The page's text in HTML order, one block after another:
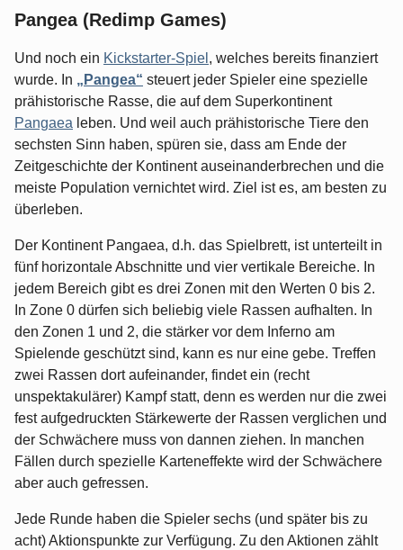
Pangea (Redimp Games)
Und noch ein Kickstarter-Spiel , welches bereits finanziert
wurde. In „Pangea“ steuert jeder Spieler eine spezielle
prähistorische Rasse, die auf dem Superkontinent
Pangaea leben. Und weil auch prähistorische Tiere den
sechsten Sinn haben, spüren sie, dass am Ende der
Zeitgeschichte der Kontinent auseinanderbrechen und die
meiste Population vernichtet wird. Ziel ist es, am besten zu
überleben.
Der Kontinent Pangaea, d.h. das Spielbrett, ist unterteilt in
fünf horizontale Abschnitte und vier vertikale Bereiche. In
jedem Bereich gibt es drei Zonen mit den Werten 0 bis 2.
In Zone 0 dürfen sich beliebig viele Rassen aufhalten. In
den Zonen 1 und 2, die stärker vor dem Inferno am
Spielende geschützt sind, kann es nur eine gebe. Treffen
zwei Rassen dort aufeinander, findet ein (recht
unspektakulärer) Kampf statt, denn es werden nur die zwei
fest aufgedruckten Stärkewerte der Rassen verglichen und
der Schwächere muss von dannen ziehen. In manchen
Fällen durch spezielle Karteneffekte wird der Schwächere
aber auch gefressen.
Jede Runde haben die Spieler sechs (und später bis zu
acht) Aktionspunkte zur Verfügung. Zu den Aktionen zählt